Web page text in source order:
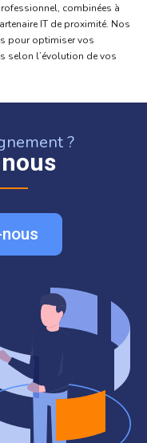
combinées à
IT de proximité. Nos
pour optimiser vos
selon l’évolution de vos
?